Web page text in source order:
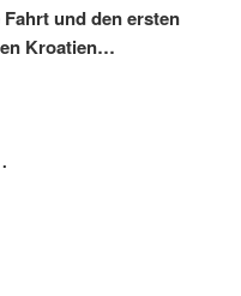
und den ersten
Kroatien…